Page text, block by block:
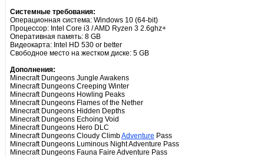
Системные требования:
Операционная система: Windows 10 (64-bit)
Процессор: Intel Core i3 / AMD Ryzen 3 2.6ghz+
Оперативная память: 8 GB
Видеокарта: Intel HD 530 or better
Свободное место на жестком диске: 5 GB
Дополнения:
Minecraft Dungeons Jungle Awakens
Minecraft Dungeons Creeping Winter
Minecraft Dungeons Howling Peaks
Minecraft Dungeons Flames of the Nether
Minecraft Dungeons Hidden Depths
Minecraft Dungeons Echoing Void
Minecraft Dungeons Hero DLC
Minecraft Dungeons Cloudy ClimbAdventure Pass
Minecraft Dungeons Luminous Night Adventure Pass
Minecraft Dungeons Fauna Faire Adventure Pass